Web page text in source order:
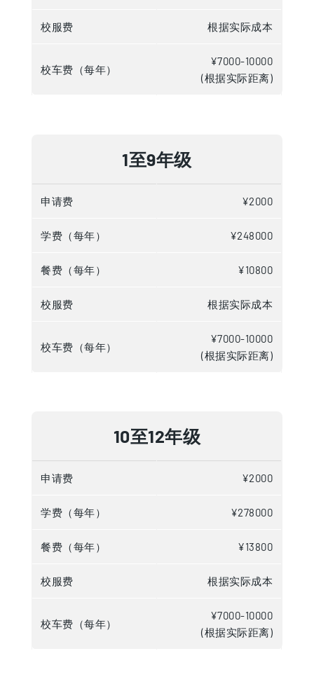
校服费 根据实际成本
校车费（每年）
¥7000-10000
(根据实际距离)
1至9年级
申请费 ¥2000
学费（每年） ¥248000
餐费（每年） ¥10800
校服费 根据实际成本
校车费（每年）
¥7000-10000
(根据实际距离)
10至12年级
申请费 ¥2000
学费（每年） ¥278000
餐费（每年） ¥13800
校服费 根据实际成本
校车费（每年）
¥7000-10000
(根据实际距离)